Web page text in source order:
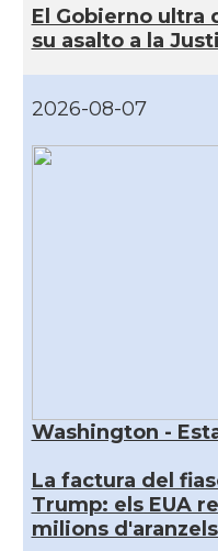
El Gobierno ultra
su asalto a la
2026-08-07
Washington -
La factura del
Trump: els EUA
milions